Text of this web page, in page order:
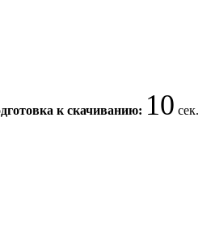
к скачиванию: 10 сек.